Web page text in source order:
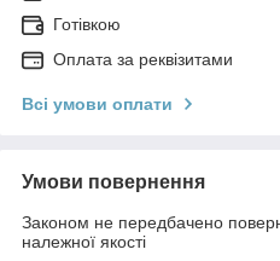
Готівкою
Оплата за реквізитами
Всі умови оплати
Умови повернення
Законом не передбачено
належної якості